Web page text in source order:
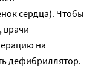
сердца). Чтобы
врачи
на
дефибриллятор.